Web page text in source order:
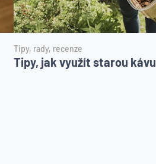
Tipy, rady, recenze
Tipy, jak využít starou kávu